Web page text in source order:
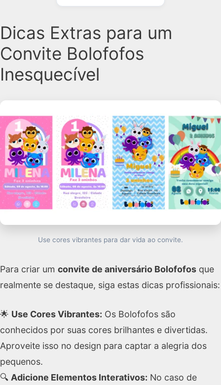
Dicas Extras para um
Convite Bolofofos
Inesquecível
Use cores vibrantes para dar vida ao convite.
Para criar um convite de aniversário Bolofofos que
realmente se destaque, siga estas dicas profissionais:
🌟 Use Cores Vibrantes: Os Bolofofos são
conhecidos por suas cores brilhantes e divertidas.
Aproveite isso no design para captar a alegria dos
pequenos.
🔍 Adicione Elementos Interativos: No caso de